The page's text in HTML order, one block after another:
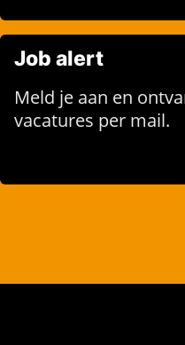
Job alert
Meld je aan en
vacatures per mail.